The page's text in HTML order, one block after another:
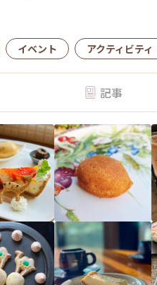
イベント アクティビテ
記事